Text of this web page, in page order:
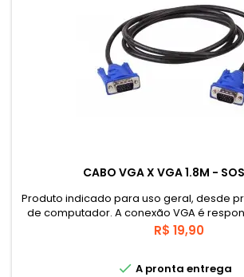
CABO VGA X VGA 1.8M -
Produto indicado para uso geral, desde
de computador. A conexão VGA é
das imagens provenientes de um
permite montar grandes espetáculos,
Preço
R$ 19,90
 A pronta entrega